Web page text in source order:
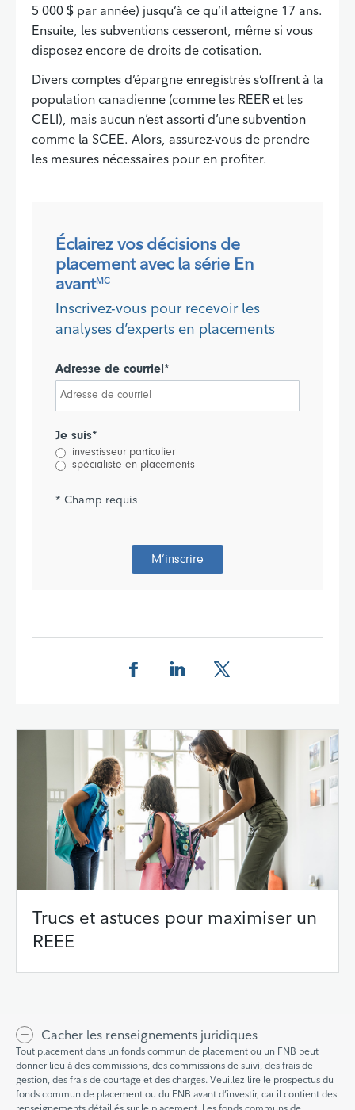
5 000 $ par année) jusqu’à ce qu’il atteigne 17 ans.
Ensuite, les subventions cesseront, même si vous
disposez encore de droits de cotisation.
Divers comptes d’épargne enregistrés s’offrent à la
population canadienne (comme les REER et les
CELI), mais aucun n’est assorti d’une subvention
comme la SCEE. Alors, assurez-vous de prendre
les mesures nécessaires pour en profiter.
Éclairez vos décisions de
placement avec la série En
avantMC
Inscrivez-vous pour recevoir les
analyses d’experts en placements
Adresse de courriel*
Je suis*
investisseur particulier
spécialiste en placements
* Champ requis
M’inscrire
Trucs et astuces pour maximiser un
REEE
Cacher les renseignements juridiques
Tout placement dans un fonds commun de placement ou un FNB peut
donner lieu à des commissions, des commissions de suivi, des frais de
gestion, des frais de courtage et des charges. Veuillez lire le prospectus du
fonds commun de placement ou du FNB avant d’investir, car il contient des